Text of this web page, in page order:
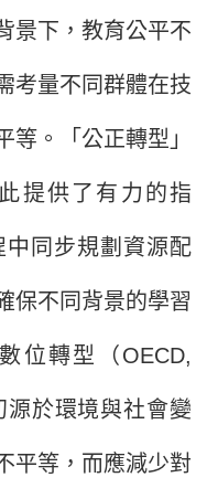
下，教育公平不
考量不同群體在技
。「公正轉型」
提供了有力的指
同步規劃資源配
保不同背景的學習
位轉型（OECD,
源於環境與社會變
平等，而應減少對